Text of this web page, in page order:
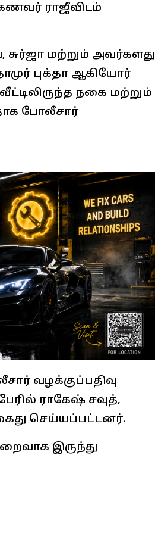
ராஜீவிடம்
சுர்ஜா மற்றும் அவர்களது
புக்தா ஆகியோர்
நகை மற்றும்
போலீசார்
வழக்குப்பதிவு
ராகேஷ் சவுத்,
செய்யப்பட்டனர்.
இருந்து